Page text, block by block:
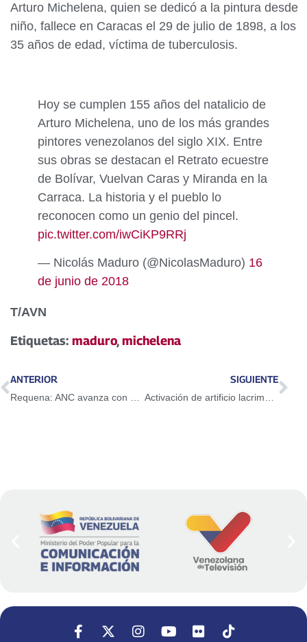
Arturo Michelena, quien se dedicó a la pintura desde
niño, fallece en Caracas el 29 de julio de 1898, a los
35 años de edad, víctima de tuberculosis.
Hoy se cumplen 155 años del natalicio de
Arturo Michelena, uno de los más grandes
pintores venezolanos del siglo XIX. Entre
sus obras se destacan el Retrato ecuestre
de Bolívar, Vuelvan Caras y Miranda en la
Carraca. La historia y el pueblo lo
reconocen como un genio del pincel.
pic.twitter.com/iwCiKP9RRj
— Nicolás Maduro (@NicolasMaduro) 16
de junio de 2018
T/AVN
Etiquetas: maduro,michelena
ANTERIOR SIGUIENTE